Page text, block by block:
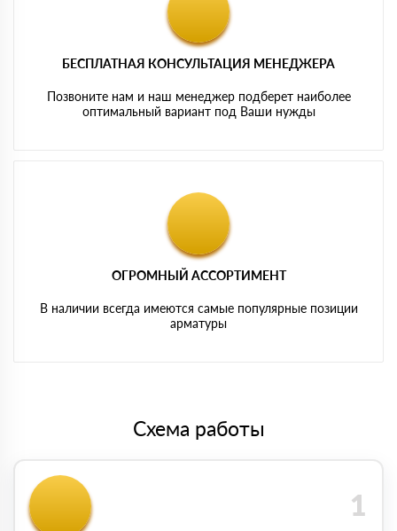
БЕСПЛАТНАЯ КОНСУЛЬТАЦИЯ МЕНЕДЖЕРА
Позвоните нам и наш менеджер подберет наиболее
оптимальный вариант под Ваши нужды
ОГРОМНЫЙ АССОРТИМЕНТ
В наличии всегда имеются самые популярные позиции
арматуры
Схема работы